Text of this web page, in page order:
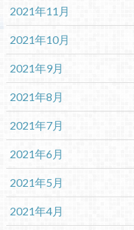
2021年11月
2021年10月
2021年9月
2021年8月
2021年7月
2021年6月
2021年5月
2021年4月